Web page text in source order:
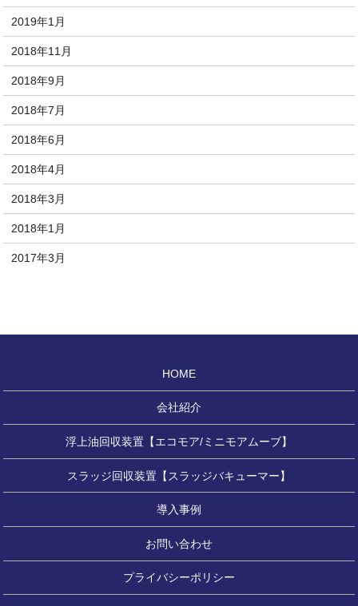
2019年1月
2018年11月
2018年9月
2018年7月
2018年6月
2018年4月
2018年3月
2018年1月
2017年3月
HOME
会社紹介
浮上油回収装置【エコモア/ミニモアムーブ】
スラッジ回収装置【スラッジバキューマー】
導入事例
お問い合わせ
プライバシーポリシー